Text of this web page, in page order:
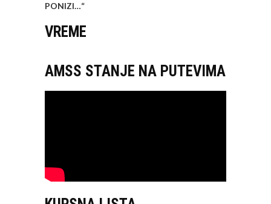
PONIZI…“
VREME
AMSS STANJE NA PUTEVIMA